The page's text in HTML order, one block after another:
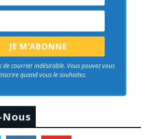
de courrier indésirable. Vous pouvez vous
quand vous le souhaitez.